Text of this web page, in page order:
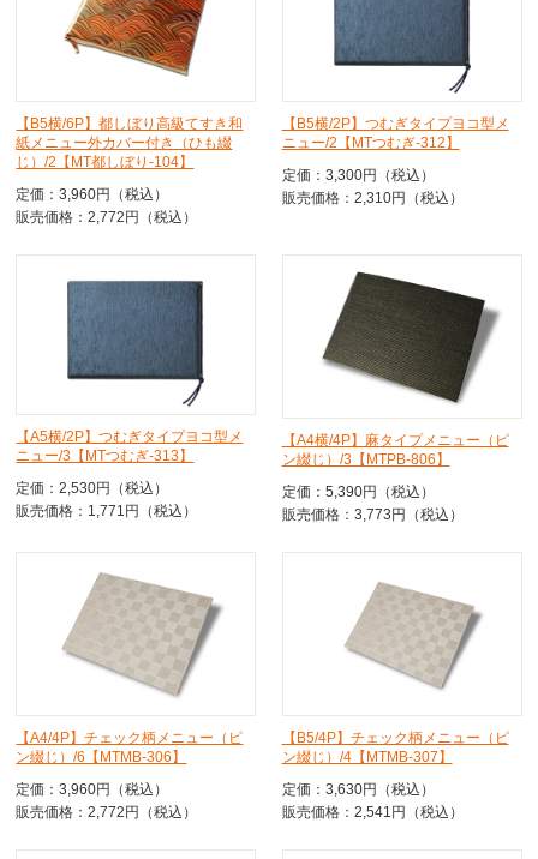
【B5横/6P】都しぼり高級てすき和
紙メニュー外カバー付き（ひも綴
じ）/2【MT都しぼり-104】
定価：3,960円（税込）
販売価格：2,772円（税込）
【B5横/2P】つむぎタイプヨコ型メ
ニュー/2【MTつむぎ-312】
定価：3,300円（税込）
販売価格：2,310円（税込）
【A5横/2P】つむぎタイプヨコ型メ
ニュー/3【MTつむぎ-313】
定価：2,530円（税込）
販売価格：1,771円（税込）
【A4横/4P】麻タイプメニュー（ピ
ン綴じ）/3【MTPB-806】
定価：5,390円（税込）
販売価格：3,773円（税込）
【A4/4P】チェック柄メニュー（ピ
ン綴じ）/6【MTMB-306】
定価：3,960円（税込）
販売価格：2,772円（税込）
【B5/4P】チェック柄メニュー（ピ
ン綴じ）/4【MTMB-307】
定価：3,630円（税込）
販売価格：2,541円（税込）